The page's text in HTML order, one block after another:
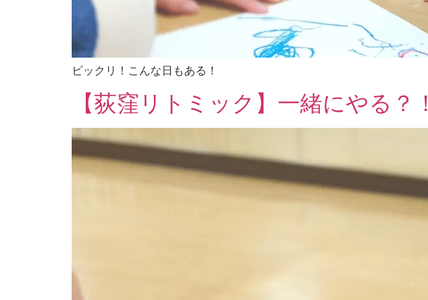
ビックリ！こんな日もある！
【荻窪リトミック】一緒にやる？！